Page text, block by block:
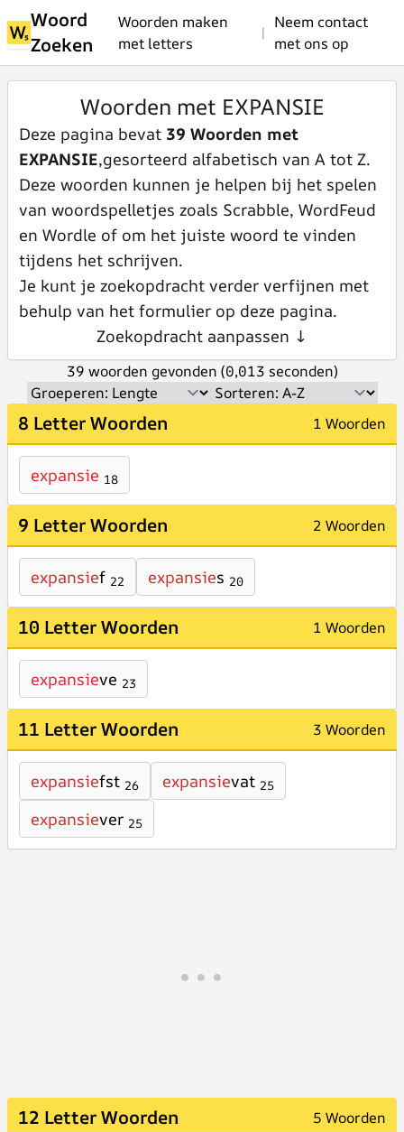
Woord
Zoeken
Woorden maken
met letters
|
Neem contact
met ons op
Woorden met EXPANSIE
Deze pagina bevat 39 Woorden met
EXPANSIE,gesorteerd alfabetisch van A tot Z.
Deze woorden kunnen je helpen bij het spelen
van woordspelletjes zoals Scrabble, WordFeud
en Wordle of om het juiste woord te vinden
tijdens het schrijven.
Je kunt je zoekopdracht verder verfijnen met
behulp van het formulier op deze pagina.
Zoekopdracht aanpassen ↓
39 woorden gevonden (0,013 seconden)
8 Letter Woorden 1 Woorden
expansie 18
9 Letter Woorden 2 Woorden
expansief 22 expansies 20
10 Letter Woorden 1 Woorden
expansieve 23
11 Letter Woorden 3 Woorden
expansiefst 26 expansievat 25
expansiever 25
12 Letter Woorden 5 Woorden